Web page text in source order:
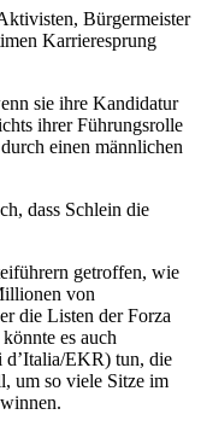
Bürgermeister
Karrieresprung
sie ihre Kandidatur
ihrer Führungsrolle
einen männlichen
dass Schlein die
getroffen, wie
von
die Listen der Forza
es auch
EKR) tun, die
um so viele Sitze im